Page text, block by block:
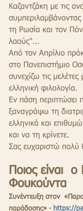
Καζαντζάκη με τις
συμπεριλαμβάνοντας
τη Ρωσία και τον
λαούς"...
Από τον Απρίλιο
στο Πανεπιστήμιο
συνεχίζω τις
ελληνική φιλολογία.
Εν πάση περιπτώσει
ξαναγράψω τη
ελληνικά και
και να τη κρίνετε.
Σας ευχαριστώ πολύ
Ποιος είναι
Φουκούντα
Συνέντευξη στον
παράδοσης» - https://